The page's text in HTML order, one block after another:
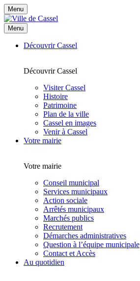
Menu
Menu
Découvrir Cassel
Découvrir Cassel
Visiter Cassel
Histoire
Patrimoine
Plan de la ville
Cassel en images
Venir à Cassel
Votre mairie
Votre mairie
Conseil municipal
Services municipaux
Action sociale
Arrêtés municipaux
Marchés publics
Recrutement
Démarches administratives
Question à l’équipe municipale
Contact et Accès
Au quotidien